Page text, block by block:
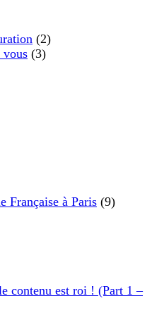
(2)
vous (3)
Française à Paris (9)
contenu est roi ! (Part 1 –